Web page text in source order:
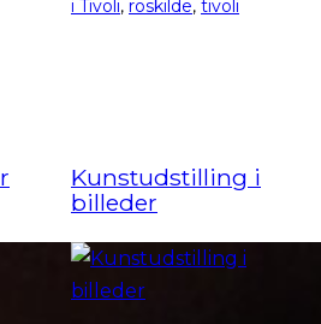
i Tivoli, roskilde, tivoli
Kunstudstilling i
billeder